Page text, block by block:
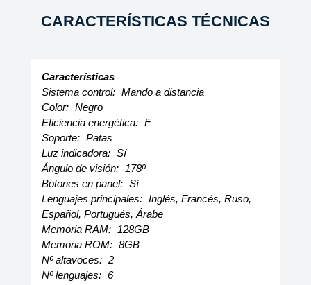
CARACTERÍSTICAS TÉCNICAS
Características
Sistema control: Mando a distancia
Color: Negro
Eficiencia energética: F
Soporte: Patas
Luz indicadora: Sí
Ángulo de visión: 178º
Botones en panel: Sí
Lenguajes principales: Inglés, Francés, Ruso,
Español, Portugués, Árabe
Memoria RAM: 128GB
Memoria ROM: 8GB
Nº altavoces: 2
Nº lenguajes: 6